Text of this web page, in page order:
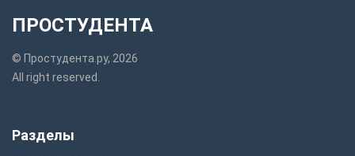
ПРОСТУДЕНТА
© Простудента.ру, 2026
All right reserved.
Разделы